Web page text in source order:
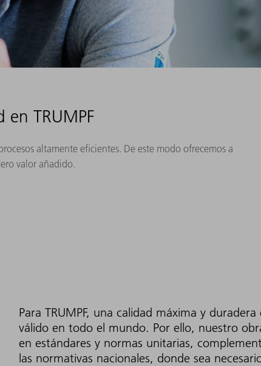
en TRUMPF
altamente eficientes. De este modo ofrecemos a
valor añadido.
Para TRUMPF, una calidad máxima y duradera
válido en todo el mundo. Por ello, nuestro
en estándares y normas unitarias,
las normativas nacionales, donde sea